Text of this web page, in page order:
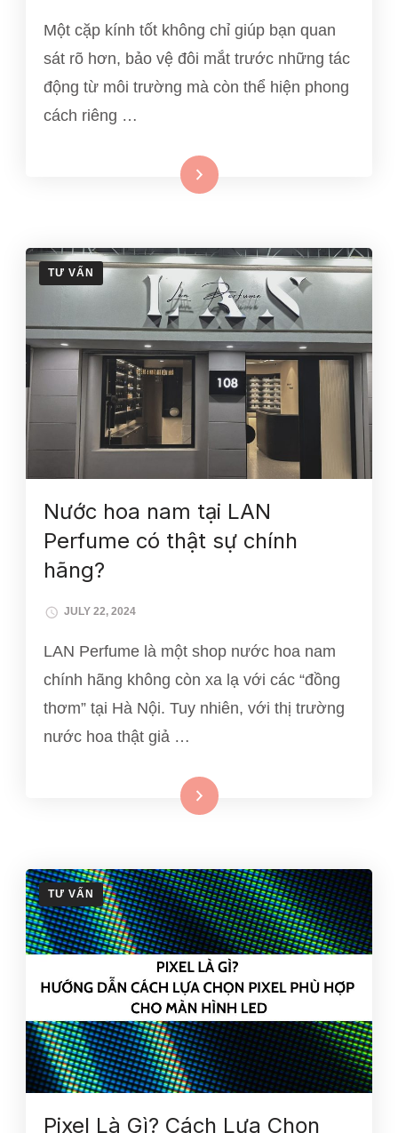
Một cặp kính tốt không chỉ giúp bạn quan
sát rõ hơn, bảo vệ đôi mắt trước những tác
động từ môi trường mà còn thể hiện phong
cách riêng …
Xem thêm
TƯ VẤN
Nước hoa nam tại LAN
Perfume có thật sự chính
hãng?
JULY 22, 2024
LAN Perfume là một shop nước hoa nam
chính hãng không còn xa lạ với các “đồng
thơm” tại Hà Nội. Tuy nhiên, với thị trường
nước hoa thật giả …
Xem thêm
TƯ VẤN
Pixel Là Gì? Cách Lựa Chọn